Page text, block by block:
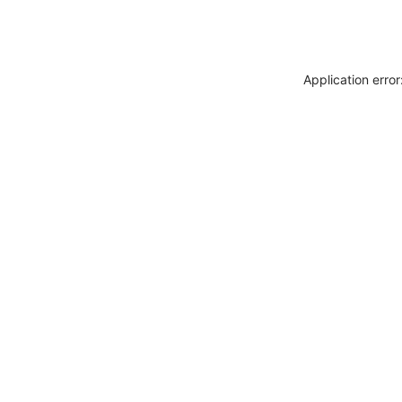
Application